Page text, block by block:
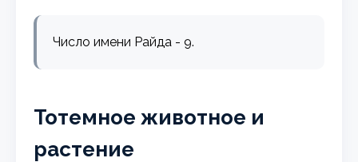
Число имени Райда - 9.
Тотемное животное и
растение